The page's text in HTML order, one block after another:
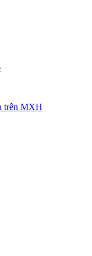
trên MXH